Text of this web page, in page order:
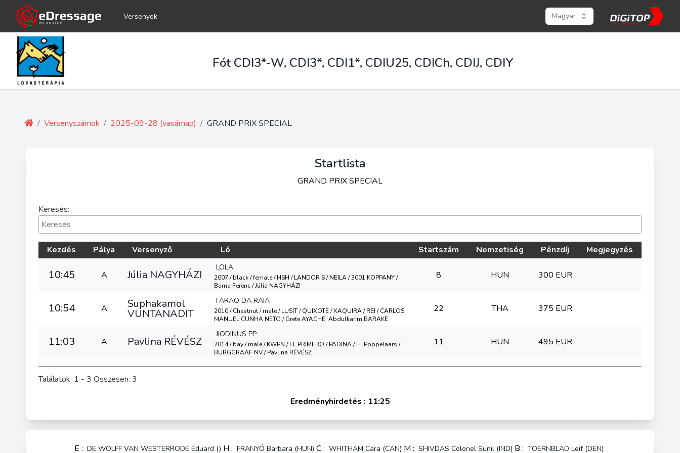
Versenyek Magyar
Fót CDI3*-W, CDI3*, CDI1*, CDIU25, CDICh, CDIJ, CDIY
/ Versenyszámok / 2025-09-28 (vasárnap) / GRAND PRIX SPECIAL
Startlista
GRAND PRIX SPECIAL
Keresés:
Kezdés Pálya Versenyző Ló Startszám Nemzetiség Pénzdíj Megjegyzés
10:45 A Júlia NAGYHÁZI
LOLA
2007 / black / female / HSH / LANDOR S / NEILA / 3001 KOPPANY /
Barna Ferenc / Júlia NAGYHÁZI
8 HUN 300 EUR
10:54 A Suphakamol
VUNTANADIT
FARAO DA RAIA
2010 / Chestnut / male / LUSIT / QUIXOTE / XAQUIRA / REI / CARLOS
MANUEL CUNHA NETO / Grete AYACHE, Abdulkarim BARAKE
22 THA 375 EUR
11:03 A Pavlina RÉVÉSZ
JIODINUS PP
2014 / bay / male / KWPN / EL PRIMERO / PADINA / H. Poppelaars /
BURGGRAAF NV / Pavlina RÉVÉSZ
11 HUN 495 EUR
Találatok: 1 - 3 Összesen: 3
Eredményhirdetés : 11:25
E : DE WOLFF VAN WESTERRODE Eduard () H : FRANYÓ Barbara (HUN) C : WHITHAM Cara (CAN) M : SHIVDAS Colonel Sunil (IND) B : TOERNBLAD Leif (DEN)